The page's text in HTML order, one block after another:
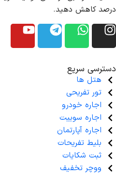
درصد کاهش دهید.
دسترسی سریع
هتل ها
تور تفریحی
اجاره خودرو
اجاره سوییت
اجاره آپارتمان
بلیط تفریحات
ثبت شکایات
ووچر تخفیف